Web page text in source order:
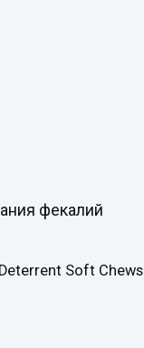
фекалий
Soft Chews